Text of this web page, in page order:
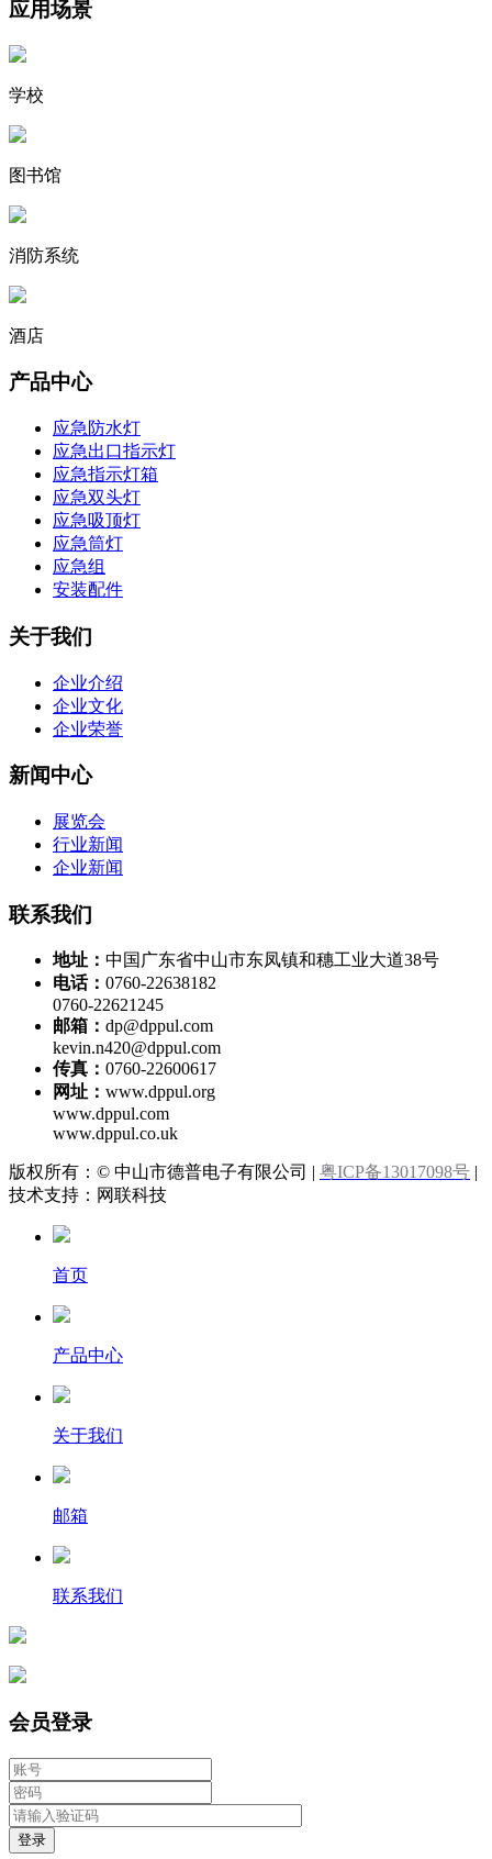
应用场景
学校
图书馆
消防系统
酒店
产品中心
应急防水灯
应急出口指示灯
应急指示灯箱
应急双头灯
应急吸顶灯
应急筒灯
应急组
安装配件
关于我们
企业介绍
企业文化
企业荣誉
新闻中心
展览会
行业新闻
企业新闻
联系我们
地址： 中国广东省中山市东凤镇和穗工业大道38号
电话： 0760-22638182
0760-22621245
邮箱： dp@dppul.com
kevin.n420@dppul.com
传真： 0760-22600617
网址： www.dppul.org
www.dppul.com
www.dppul.co.uk
版权所有：© 中山市德普电子有限公司 | 粤ICP备13017098号 |
技术支持：网联科技
首页
产品中心
关于我们
邮箱
联系我们
会员登录
登录